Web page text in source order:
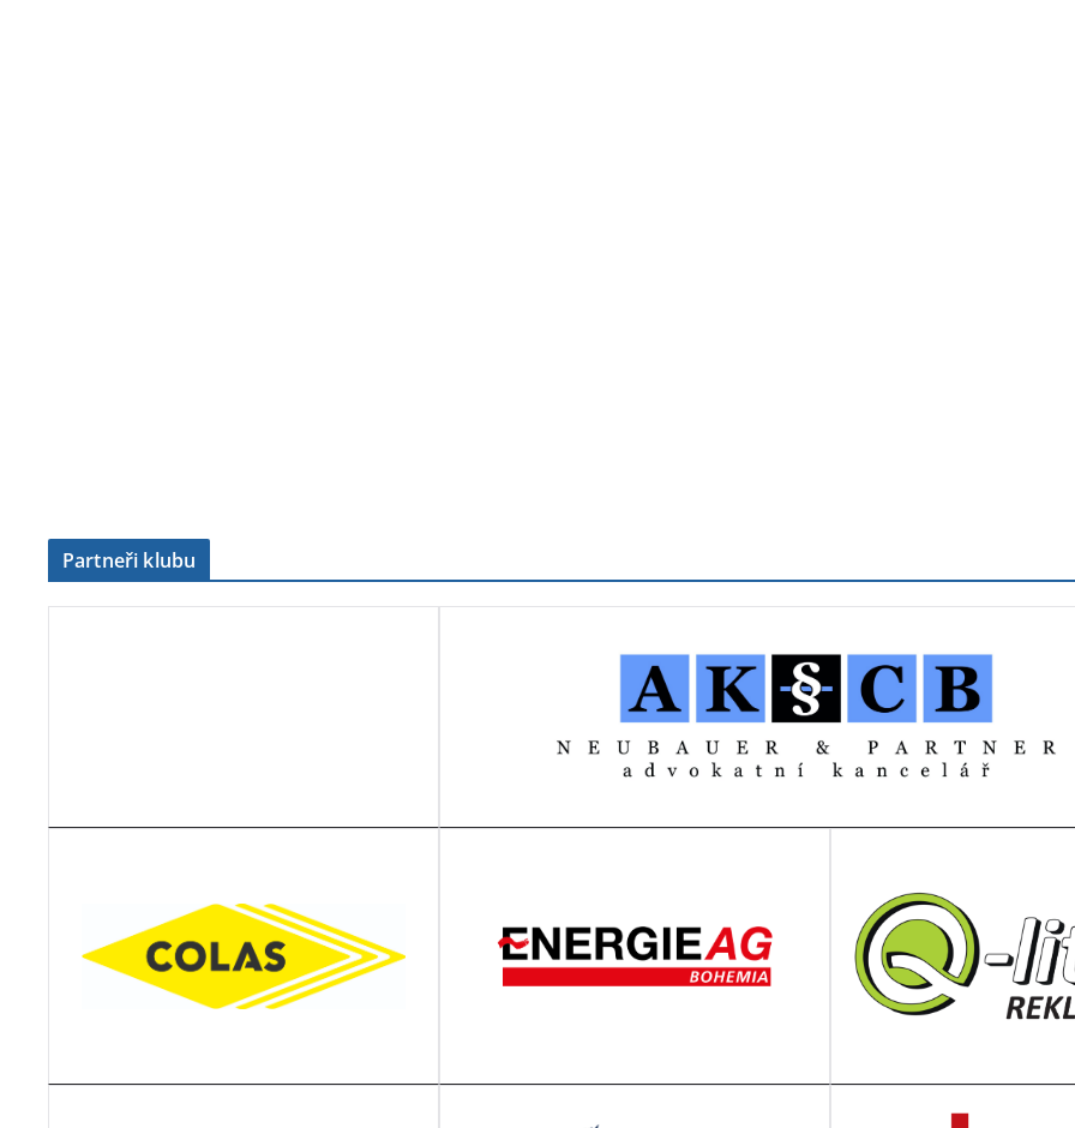
Partneři klubu